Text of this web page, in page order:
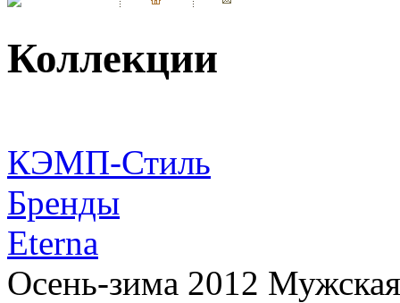
Коллекции
КЭМП-Стиль
Бренды
Eterna
Осень-зима 2012